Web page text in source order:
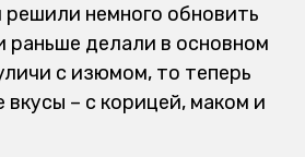
решили немного обновить
раньше делали в основном
с изюмом, то теперь
– с корицей, маком и